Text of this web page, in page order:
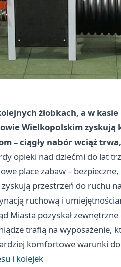
żłobkach, a w
Wielkopolskim
– ciągły nabór wciąż
opieki nad dziećmi do lat
place zabaw –
przestrzeń do ruchu
ruchową i
Miasta pozyskał
trafią na wyposażenie,
komfortowe warunki
i kolejek